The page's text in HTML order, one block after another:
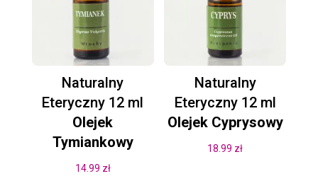
Naturalny
Eteryczny 12 ml
Olejek
Tymiankowy
14.99 zł
Naturalny
Eteryczny 12 ml
Olejek Cyprysowy
18.99 zł